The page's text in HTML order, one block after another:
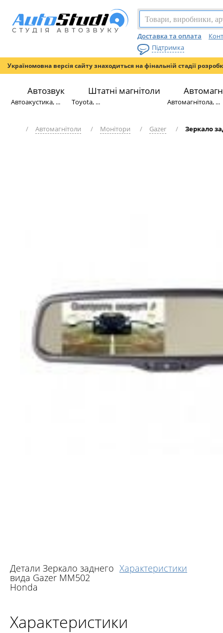
Доставка та оплата
Підтримка
Україномовна версія сайту знаходиться на фінальній стадії
Автозвук
Автоакустика, ...
Штатні магнітоли
Toyota, ... Автомагнітола, ...
/ Автомагнітоли / Монітори / Gazer / Зеркало
Детали Зеркало заднего
вида Gazer MM502
Honda
Характеристики
Характеристики